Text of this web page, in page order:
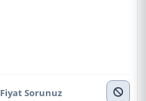
Fiyat Sorunuz